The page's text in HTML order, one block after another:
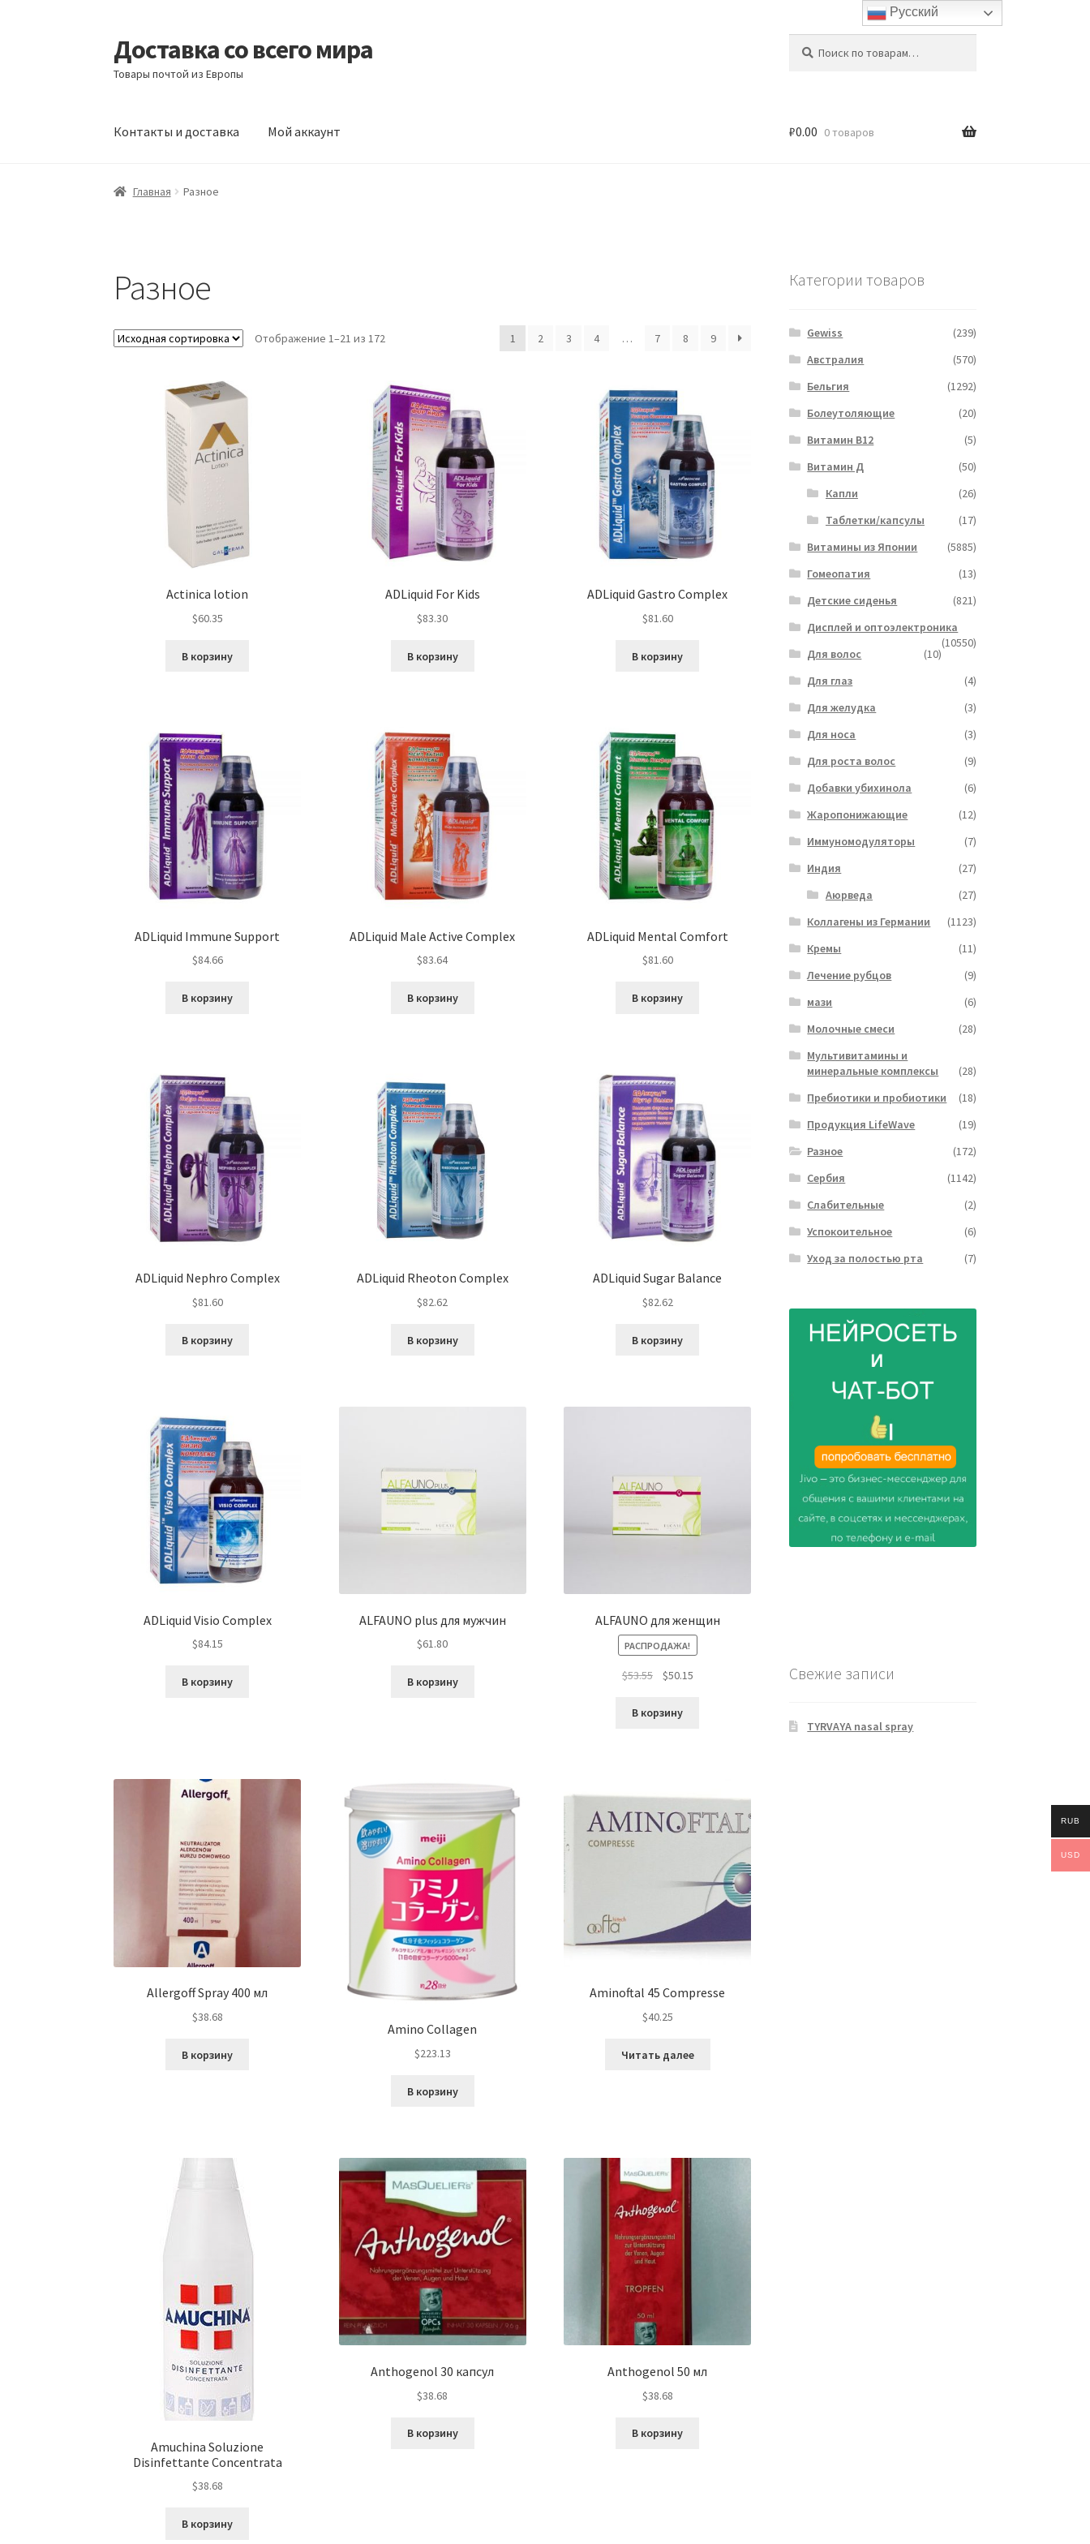
Перейти
к
навигации
Перейти
к
содержимому
Доставка со всего мира
Товары почтой из Европы
Контакты и доставка Мой аккаунт
Главная Контакты и доставка
₽0.00 0 товаров
Главная Разное
Разное
Отображение 1–21 из 172 1 2 3 4 … 7 8 9
Actinica lotion
$60.35
В корзину
ADLiquid For Kids
$83.30
В корзину
ADLiquid Gastro Complex
$81.60
В корзину
ADLiquid Immune Support
$84.66
В корзину
ADLiquid Male Active Complex
$83.64
В корзину
ADLiquid Mental Comfort
$81.60
В корзину
ADLiquid Nephro Complex
$81.60
В корзину
ADLiquid Rheoton Complex
$82.62
В корзину
ADLiquid Sugar Balance
$82.62
В корзину
ADLiquid Visio Complex
$84.15
В корзину
ALFAUNO plus для мужчин
$61.80
В корзину
ALFAUNO для женщин
РАСПРОДАЖА!
$53.55
Первоначальная
составляла
$50.15Текущая
В корзину
Allergoff Spray 400 мл
$38.68
В корзину
Amino Collagen
$223.13
В корзину
Aminoftal 45 Compresse
$40.25
Читать далее
Amuchina Soluzione
Disinfettante Concentrata
$38.68
В корзину
Anthogenol 30 капсул
$38.68
В корзину
Anthogenol 50 мл
$38.68
В корзину
Категории товаров
Gewiss
(239)
Австралия
(570)
Бельгия
(1292)
Болеутоляющие
(20)
Витамин B12
(5)
Витамин Д
(50)
Капли
(26)
Таблетки/капсулы
(17)
Витамины из Японии
(5885)
Гомеопатия
(13)
Детские сиденья
(821)
Дисплей и оптоэлектроника
(10550)
Для волос
(10)
Для глаз
(4)
Для желудка
(3)
Для носа
(3)
Для роста волос
(9)
Добавки убихинола
(6)
Жаропонижающие
(12)
Иммуномодуляторы
(7)
Индия
(27)
Аюрведа
(27)
Коллагены из Германии
(1123)
Кремы
(11)
Лечение рубцов
(9)
мази
(6)
Молочные смеси
(28)
Мультивитамины и
минеральные комплексы
(28)
Пребиотики и пробиотики
(18)
Продукция LifeWave
(19)
Разное
(172)
Сербия
(1142)
Слабительные
(2)
Успокоительное
(6)
Уход за полостью рта
(7)
Свежие записи
TYRVAYA nasal spray
Русский
RUB
USD